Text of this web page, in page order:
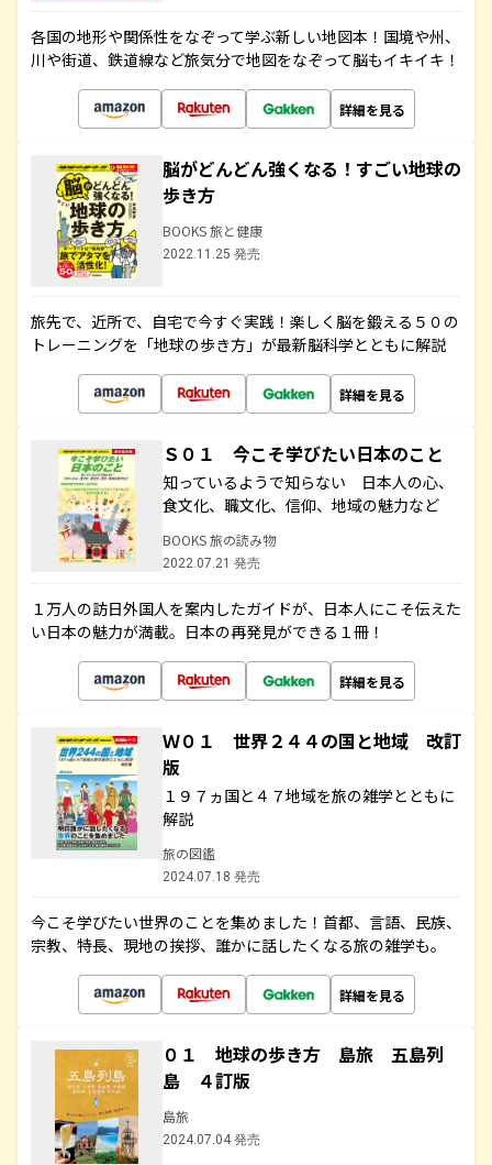
各国の地形や関係性をなぞって学ぶ新しい地図本！国境や州、
川や街道、鉄道線など旅気分で地図をなぞって脳もイキイキ！
詳細を見る
脳がどんどん強くなる！すごい地球の
歩き方
BOOKS 旅と健康
2022.11.25 発売
旅先で、近所で、自宅で今すぐ実践！楽しく脳を鍛える５０の
トレーニングを「地球の歩き方」が最新脳科学とともに解説
詳細を見る
Ｓ０１ 今こそ学びたい日本のこと
知っているようで知らない 日本人の心、
食文化、職文化、信仰、地域の魅力など
BOOKS 旅の読み物
2022.07.21 発売
１万人の訪日外国人を案内したガイドが、日本人にこそ伝えた
い日本の魅力が満載。日本の再発見ができる１冊！
詳細を見る
Ｗ０１ 世界２４４の国と地域 改訂
版
１９７ヵ国と４７地域を旅の雑学とともに
解説
旅の図鑑
2024.07.18 発売
今こそ学びたい世界のことを集めました！首都、言語、民族、
宗教、特長、現地の挨拶、誰かに話したくなる旅の雑学も。
詳細を見る
０１ 地球の歩き方 島旅 五島列
島 ４訂版
島旅
2024.07.04 発売